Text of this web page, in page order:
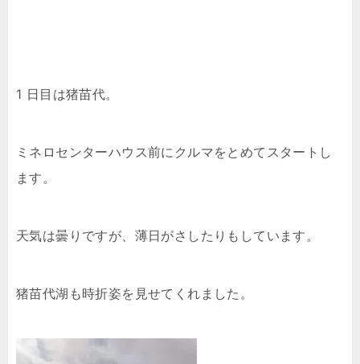
1 日目は猪苗代。
ミネロセンターハウス前にクルマをとめてスタートし
ます。
天気は曇りですが、薄日がさしたりもしています。
猪苗代湖も時折姿を見せてくれました。